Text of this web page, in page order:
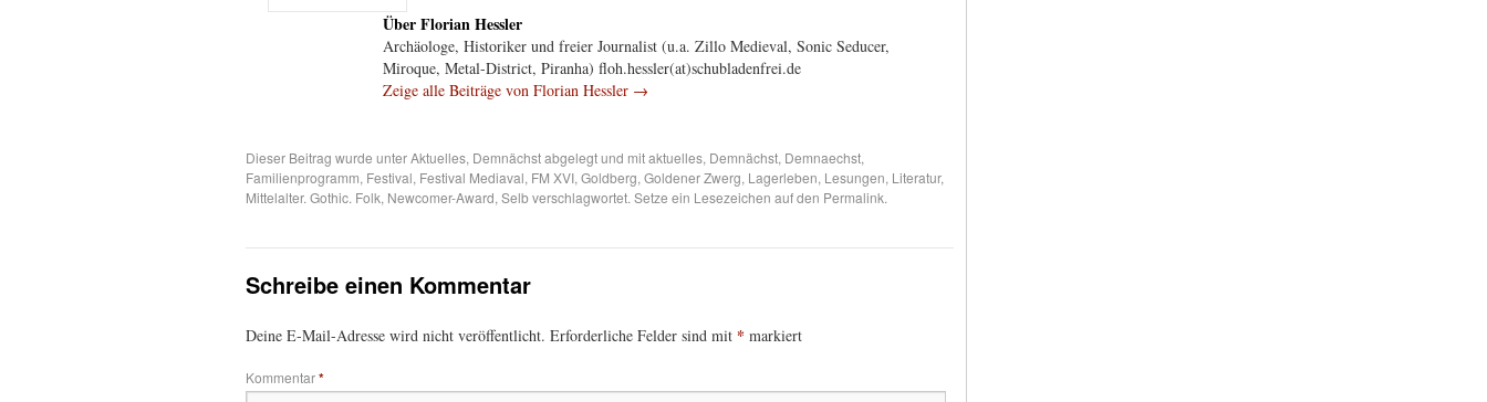
Über Florian Hessler
Archäologe, Historiker und freier Journalist (u.a. Zillo Medieval, Sonic Seducer,
Miroque, Metal-District, Piranha) floh.hessler(at)schubladenfrei.de
Zeige alle Beiträge von Florian Hessler →
Dieser Beitrag wurde unterAktuelles, Demnächstabgelegt und mitaktuelles, Demnächst, Demnaechst,
Familienprogramm, Festival, Festival Mediaval, FM XVI, Goldberg, Goldener Zwerg, Lagerleben, Lesungen, Literatur,
Mittelalter. Gothic. Folk, Newcomer-Award, Selbverschlagwortet. Setze ein Lesezeichen auf den Permalink.
Schreibe einen Kommentar
Deine E-Mail-Adresse wird nicht veröffentlicht. Erforderliche Felder sind mit * markiert
Kommentar*